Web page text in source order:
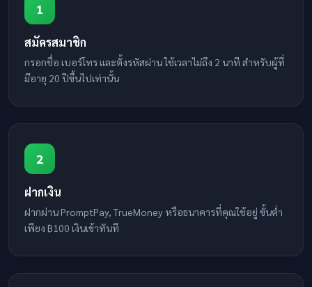
1
สมัครสมาชิก
กรอกชื่อ เบอร์โทร และตั้งรหัสผ่าน ใช้เวลาไม่ถึง 2 นาที สำหรับผู้ที่
มีอายุ 20 ปีขึ้นไปเท่านั้น
2
ฝากเงิน
ฝากผ่าน PromptPay, TrueMoney หรือธนาคารที่คุณใช้อยู่ ขั้นต่ำ
เพียง ฿100 เงินเข้าทันที